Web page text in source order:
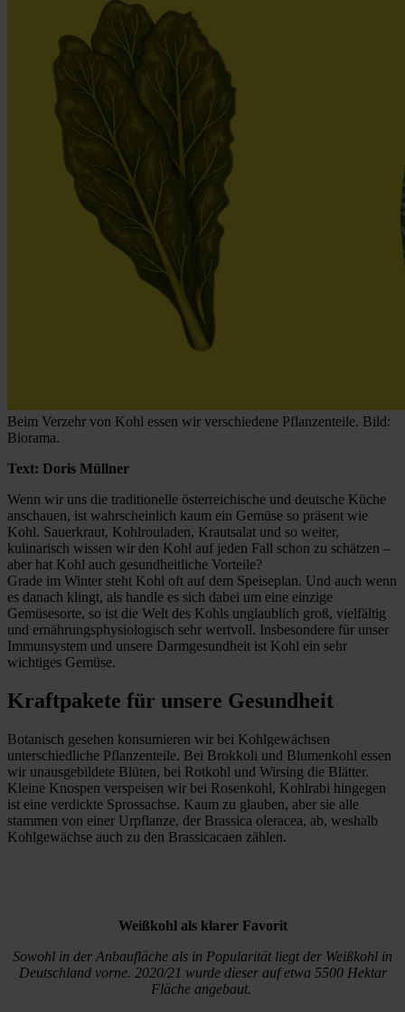
Beim Verzehr von Kohl essen wir verschiedene Pflanzenteile. Bild:
Biorama.
Text: Doris Müllner
Wenn wir uns die traditionelle österreichische und deutsche Küche
anschauen, ist wahrscheinlich kaum ein Gemüse so präsent wie
Kohl. Sauerkraut, Kohlrouladen, Krautsalat und so weiter,
kulinarisch wissen wir den Kohl auf jeden Fall schon zu schätzen –
aber hat Kohl auch gesundheitliche Vorteile?
Grade im Winter steht Kohl oft auf dem Speiseplan. Und auch wenn
es danach klingt, als handle es sich dabei um eine einzige
Gemüsesorte, so ist die Welt des Kohls unglaublich groß, vielfältig
und ernährungsphysiologisch sehr wertvoll. Insbesondere für unser
Immunsystem und unsere Darmgesundheit ist Kohl ein sehr
wichtiges Gemüse.
Kraftpakete für unsere Gesundheit
Botanisch gesehen konsumieren wir bei Kohlgewächsen
unterschiedliche Pflanzenteile. Bei Brokkoli und Blumenkohl essen
wir unausgebildete Blüten, bei Rotkohl und Wirsing die Blätter.
Kleine Knospen verspeisen wir bei Rosenkohl, Kohlrabi hingegen
ist eine verdickte Sprossachse. Kaum zu glauben, aber sie alle
stammen von einer Urpflanze, der Brassica oleracea, ab, weshalb
Kohlgewächse auch zu den Brassicacaen zählen.
Weißkohl als klarer Favorit
Sowohl in der Anbaufläche als in Popularität liegt der Weißkohl in
Deutschland vorne. 2020/21 wurde dieser auf etwa 5500 Hektar
Fläche angebaut.